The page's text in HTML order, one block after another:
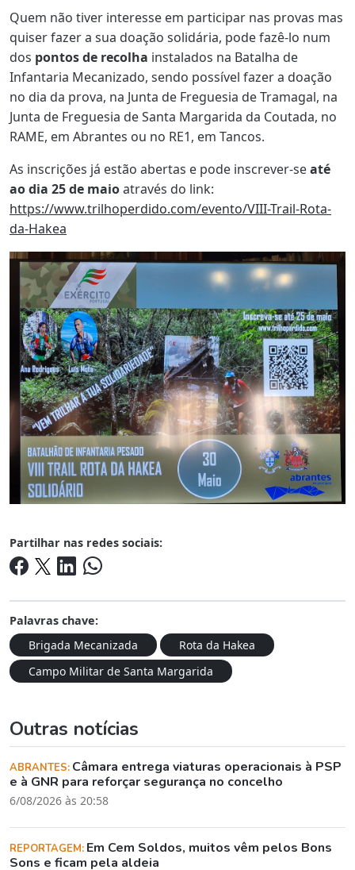
Quem não tiver interesse em participar nas provas mas
quiser fazer a sua doação solidária, pode fazê-lo num
dos pontos de recolha instalados na Batalha de
Infantaria Mecanizado, sendo possível fazer a doação
no dia da prova, na Junta de Freguesia de Tramagal, na
Junta de Freguesia de Santa Margarida da Coutada, no
RAME, em Abrantes ou no RE1, em Tancos.
As inscrições já estão abertas e pode inscrever-seaté
ao dia 25 de maioatravés do link:
https://www.trilhoperdido.com/evento/VIII-Trail-Rota-
da-Hakea
Partilhar nas redes sociais:
Palavras chave:
Brigada Mecanizada
Rota da Hakea
Campo Militar de Santa Margarida
Outras notícias
ABRANTES: Câmara entrega viaturas operacionais à PSP
e à GNR para reforçar segurança no concelho
6/08/2026 às 20:58
REPORTAGEM: Em Cem Soldos, muitos vêm pelos Bons
Sons e ficam pela aldeia